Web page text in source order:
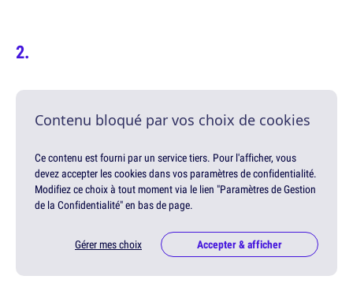
Contenu bloqué par vos choix de cookies
Ce contenu est fourni par un service tiers. Pour l'afficher, vous
devez accepter les cookies dans vos paramètres de confidentialité.
Modifiez ce choix à tout moment via le lien "Paramètres de Gestion
de la Confidentialité" en bas de page.
Gérer mes choix Accepter & afficher